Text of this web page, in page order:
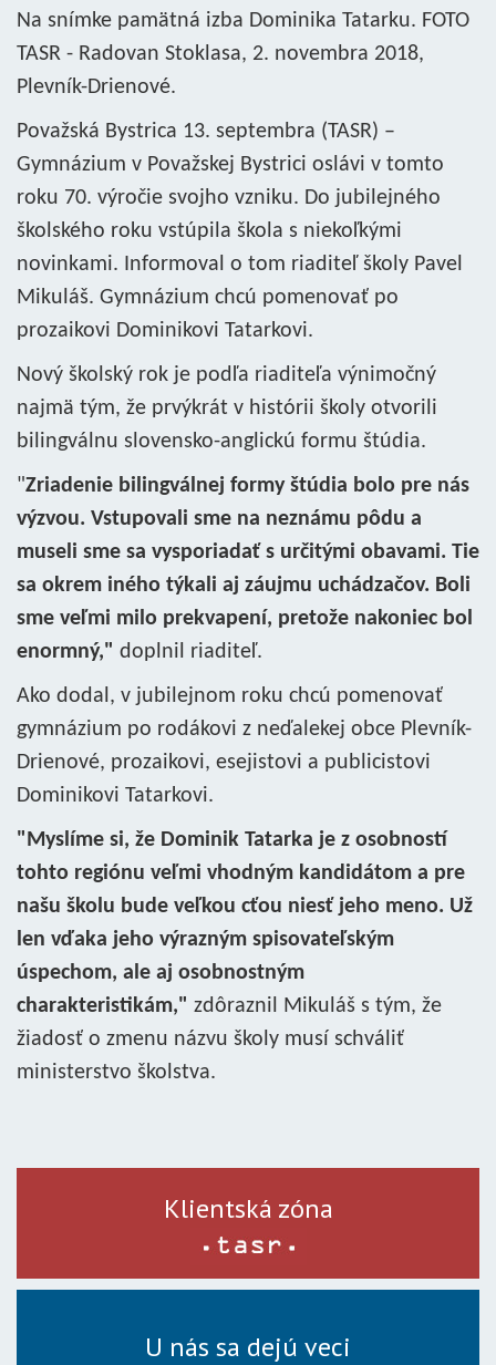
Na snímke pamätná izba Dominika Tatarku. FOTO
TASR - Radovan Stoklasa, 2. novembra 2018,
Plevník-Drienové.
Považská Bystrica 13. septembra (TASR) –
Gymnázium v Považskej Bystrici oslávi v tomto
roku 70. výročie svojho vzniku. Do jubilejného
školského roku vstúpila škola s niekoľkými
novinkami. Informoval o tom riaditeľ školy Pavel
Mikuláš. Gymnázium chcú pomenovať po
prozaikovi Dominikovi Tatarkovi.
Nový školský rok je podľa riaditeľa výnimočný
najmä tým, že prvýkrát v histórii školy otvorili
bilingválnu slovensko-anglickú formu štúdia.
"Zriadenie bilingválnej formy štúdia bolo pre nás
výzvou. Vstupovali sme na neznámu pôdu a
museli sme sa vysporiadať s určitými obavami. Tie
sa okrem iného týkali aj záujmu uchádzačov. Boli
sme veľmi milo prekvapení, pretože nakoniec bol
enormný," doplnil riaditeľ.
Ako dodal, v jubilejnom roku chcú pomenovať
gymnázium po rodákovi z neďalekej obce Plevník-
Drienové, prozaikovi, esejistovi a publicistovi
Dominikovi Tatarkovi.
"Myslíme si, že Dominik Tatarka je z osobností
tohto regiónu veľmi vhodným kandidátom a pre
našu školu bude veľkou cťou niesť jeho meno. Už
len vďaka jeho výrazným spisovateľským
úspechom, ale aj osobnostným
charakteristikám," zdôraznil Mikuláš s tým, že
žiadosť o zmenu názvu školy musí schváliť
ministerstvo školstva.
Klientská zóna
U nás sa dejú veci